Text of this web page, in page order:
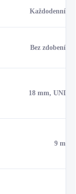
Každodenní
Bez zdobení
18 mm, UNI
9 m